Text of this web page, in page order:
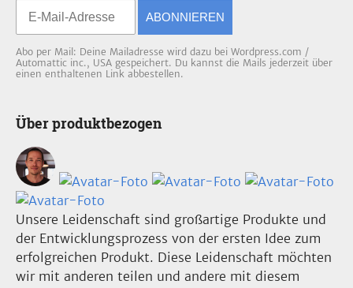
ABONNIEREN
Abo per Mail: Deine Mailadresse wird dazu bei Wordpress.com /
Automattic inc., USA gespeichert. Du kannst die Mails jederzeit über
einen enthaltenen Link abbestellen.
Über produktbezogen
Unsere Leidenschaft sind großartige Produkte und
der Entwicklungsprozess von der ersten Idee zum
erfolgreichen Produkt. Diese Leidenschaft möchten
wir mit anderen teilen und andere mit diesem